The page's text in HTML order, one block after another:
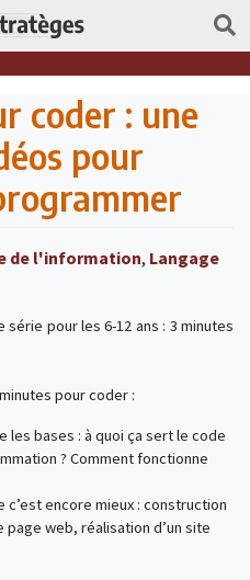
coder : une
pour
de l'information, Langage
pour les 6-12 ans : 3 minutes
pour coder :
les bases : à quoi ça sert le code
? Comment fonctionne
encore mieux : construction
page web, réalisation d’un site